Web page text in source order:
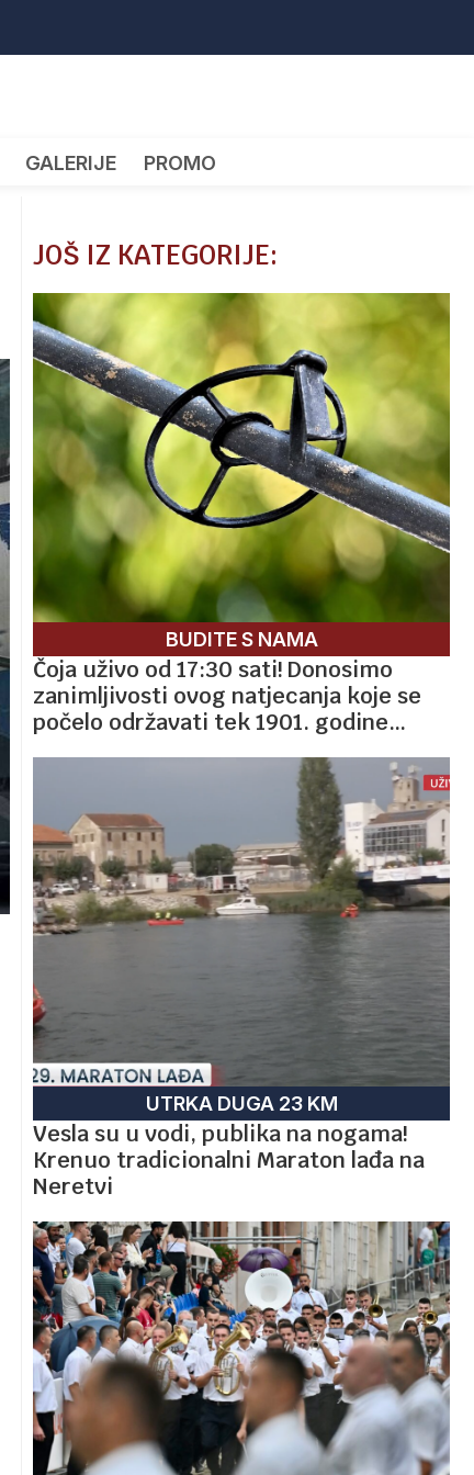
GALERIJE PROMO
JOŠ IZ KATEGORIJE:
BUDITE S NAMA
Čoja uživo od 17:30 sati! Donosimo
zanimljivosti ovog natjecanja koje se
počelo održavati tek 1901. godine…
UTRKA DUGA 23 KM
Vesla su u vodi, publika na nogama!
Krenuo tradicionalni Maraton lađa na
Neretvi